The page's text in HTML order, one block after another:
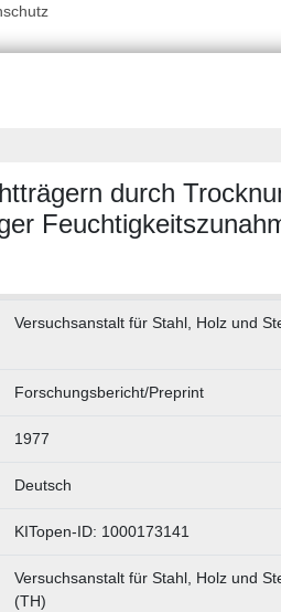
durch
Versuchsanstalt für Stahl, Holz und
Forschungsbericht/Preprint
1977
Deutsch
KITopen-ID: 1000173141
Versuchsanstalt für Stahl, Holz und
(TH)